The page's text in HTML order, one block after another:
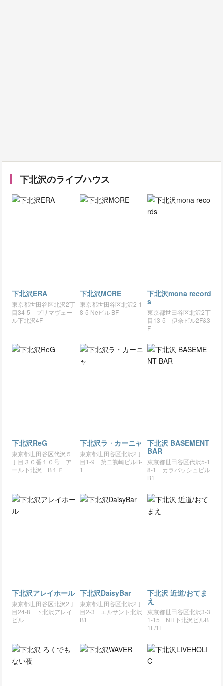
下北沢のライブハウス
下北沢ERA
東京都世田谷区北沢2丁
目34-5 プリマヴェー
ル下北沢4F
下北沢MORE
東京都世田谷区北沢2‐1
8‐5 Neビル BF
下北沢mona record
s
東京都世田谷区北沢2丁
目13-5 伊奈ビル2F&3
F
下北沢ReG
東京都世田谷区代沢５
丁目３０番１０号 ア
ール下北沢 B１Ｆ
下北沢ラ・カーニャ
東京都世田谷区北沢2丁
目1-9 第二熊崎ビルB-
1
下北沢 BASEMENT
BAR
東京都世田谷区代沢5-1
8-1 カラバッシュビル
B1
下北沢アレイホール
東京都世田谷区北沢2丁
目24-8 下北沢アレイ
ビル
下北沢DaisyBar
東京都世田谷区北沢2丁
目2-3 エルサント北沢
B1
下北沢 近道/おてま
え
東京都世田谷区北沢3-3
1-15 NH下北沢ビルB
1F/1F